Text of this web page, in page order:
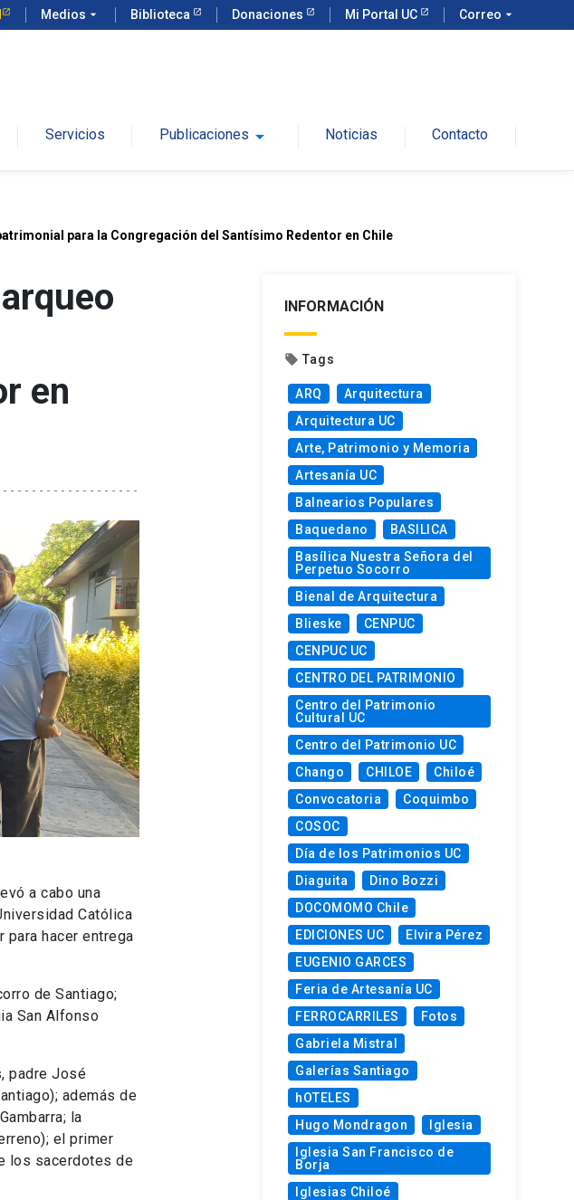
Medios arrow_drop_down Biblioteca Donaciones Mi Portal UC Correo arrow_drop_down
Servicios Publicaciones arrow_drop_down Noticias Contacto
para la Congregación del Santísimo Redentor en Chile
en
a cabo una
Católica
para hacer entrega
de Santiago;
San Alfonso
padre José
además de
la
el primer
los sacerdotes de
INFORMACIÓN
local_offer Tags
ARQ
Arquitectura
Arquitectura UC
Arte, Patrimonio y Memoria
Artesanía UC
Balnearios Populares
Baquedano
BASILICA
Basílica Nuestra Señora del
Perpetuo Socorro
Bienal de Arquitectura
Blieske
CENPUC
CENPUC UC
CENTRO DEL PATRIMONIO
Centro del Patrimonio
Cultural UC
Centro del Patrimonio UC
Chango
CHILOE
Chiloé
Convocatoria
Coquimbo
COSOC
Día de los Patrimonios UC
Diaguita
Dino Bozzi
DOCOMOMO Chile
EDICIONES UC
Elvira Pérez
EUGENIO GARCES
Feria de Artesanía UC
FERROCARRILES
Fotos
Gabriela Mistral
Galerías Santiago
hOTELES
Hugo Mondragon
Iglesia
Iglesia San Francisco de
Borja
Iglesias Chiloé